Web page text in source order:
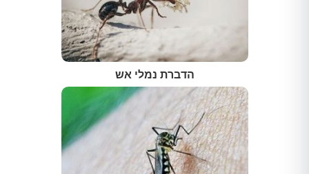
הדברת נמלי אש